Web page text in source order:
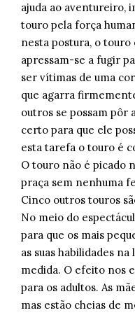
ajuda ao aventureiro,
touro pela força
nesta postura, o
apressam-se a fugir
ser vítimas de uma
que agarra
outros se possam pôr
certo para que ele
esta tarefa o touro é
O touro não é picado
praça sem nenhuma
Cinco outros touros
No meio do
para que os mais
as suas habilidades
medida. O efeito nos
para os adultos. As
mas estão cheias de